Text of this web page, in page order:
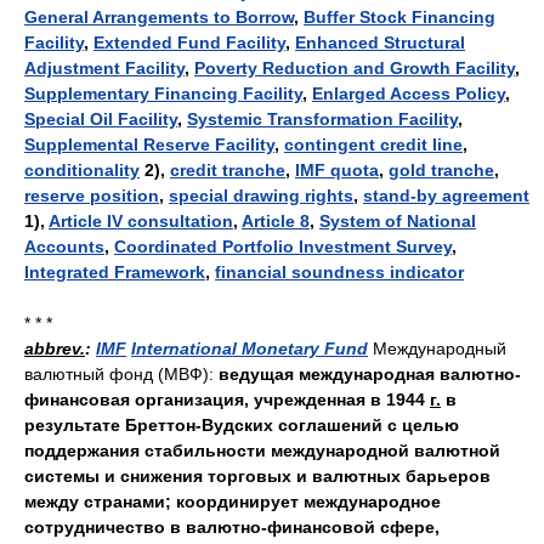
General Arrangements to Borrow, Buffer Stock Financing
Facility, Extended Fund Facility, Enhanced Structural
Adjustment Facility, Poverty Reduction and Growth Facility,
Supplementary Financing Facility, Enlarged Access Policy,
Special Oil Facility, Systemic Transformation Facility,
Supplemental Reserve Facility, contingent credit line,
conditionality 2), credit tranche, IMF quota, gold tranche,
reserve position, special drawing rights, stand-by agreement
1), Article IV consultation, Article 8, System of National
Accounts, Coordinated Portfolio Investment Survey,
Integrated Framework, financial soundness indicator
* * *
abbrev.: IMF International Monetary Fund Международный
валютный фонд (МВФ): ведущая международная валютно-
финансовая организация, учрежденная в 1944 г. в
результате Бреттон-Вудских соглашений с целью
поддержания стабильности международной валютной
системы и снижения торговых и валютных барьеров
между странами; координирует международное
сотрудничество в валютно-финансовой сфере,